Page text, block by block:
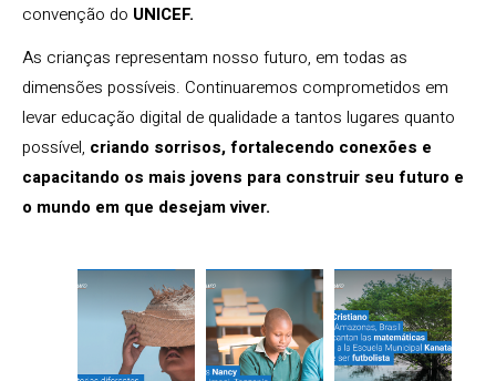
convenção do UNICEF.
As crianças representam nosso futuro, em todas as
dimensões possíveis. Continuaremos comprometidos em
levar educação digital de qualidade a tantos lugares quanto
possível, criando sorrisos, fortalecendo conexões e
capacitando os mais jovens para construir seu futuro e
o mundo em que desejam viver.